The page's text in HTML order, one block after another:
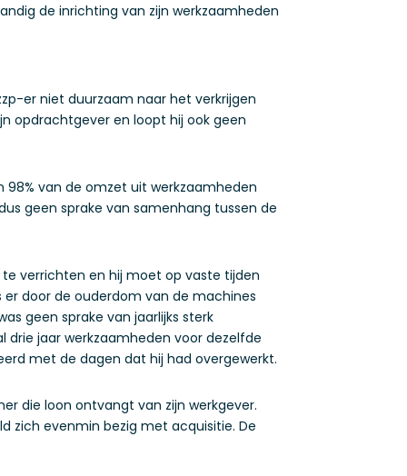
de inrichting van zijn werkzaamheden
er niet duurzaam naar het verkrijgen
opdrachtgever en loopt hij ook geen
98% van de omzet uit werkzaamheden
geen sprake van samenhang tussen de
verrichten en hij moet op vaste tijden
door de ouderdom van de machines
geen sprake van jaarlijks sterk
jaar werkzaamheden voor dezelfde
met de dagen dat hij had overgewerkt.
die loon ontvangt van zijn werkgever.
zich evenmin bezig met acquisitie. De